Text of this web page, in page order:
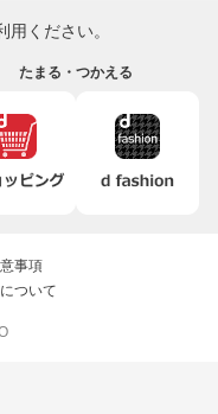
ください。
たまる・つかえる
事項
ついて